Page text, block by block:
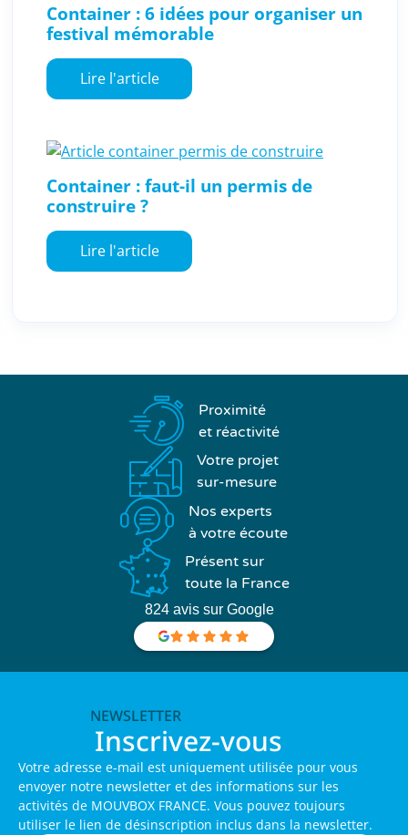
Container : 6 idées pour organiser un
festival mémorable
Lire l'article
Container : faut-il un permis de
construire ?
Lire l'article
Proximité
et réactivité
Votre projet
sur-mesure
Nos experts
à votre écoute
Présent sur
toute la France
824 avis sur Google
NEWSLETTER
Inscrivez-vous
Votre adresse e-mail est uniquement utilisée pour vous
envoyer notre newsletter et des informations sur les
activités de MOUVBOX FRANCE. Vous pouvez toujours
utiliser le lien de désinscription inclus dans la newsletter.